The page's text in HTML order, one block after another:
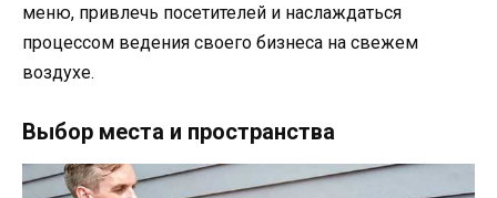
меню, привлечь посетителей и наслаждаться
процессом ведения своего бизнеса на свежем
воздухе.
Выбор места и пространства